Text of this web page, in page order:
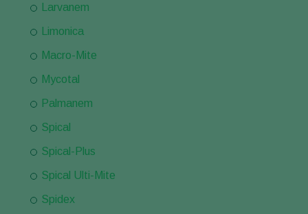
Larvanem
Limonica
Macro-Mite
Mycotal
Palmanem
Spical
Spical-Plus
Spical Ulti-Mite
Spidex